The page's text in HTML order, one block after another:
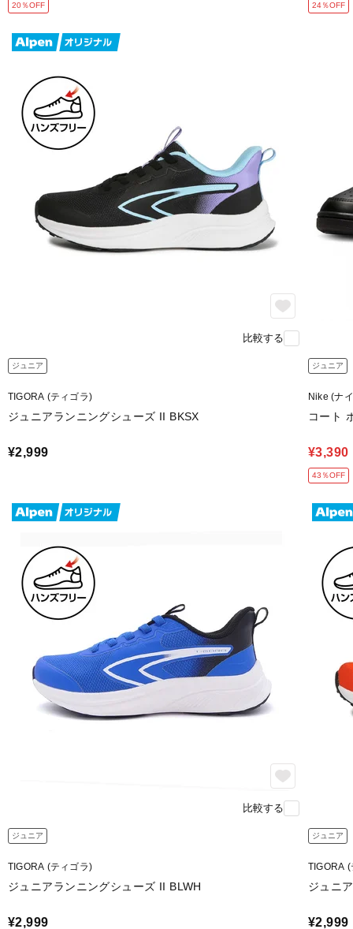
20％OFF 24％OFF
比較する
ジュニア
TIGORA (ティゴラ)
ジュニアランニングシューズ II BKSX
¥2,999
ジュニア
Nike (ナ
コート
¥3,390
43％OFF
比較する
ジュニア
TIGORA (ティゴラ)
ジュニアランニングシューズ II BLWH
¥2,999
ジュニア
TIGORA
ジュニ
¥2,999